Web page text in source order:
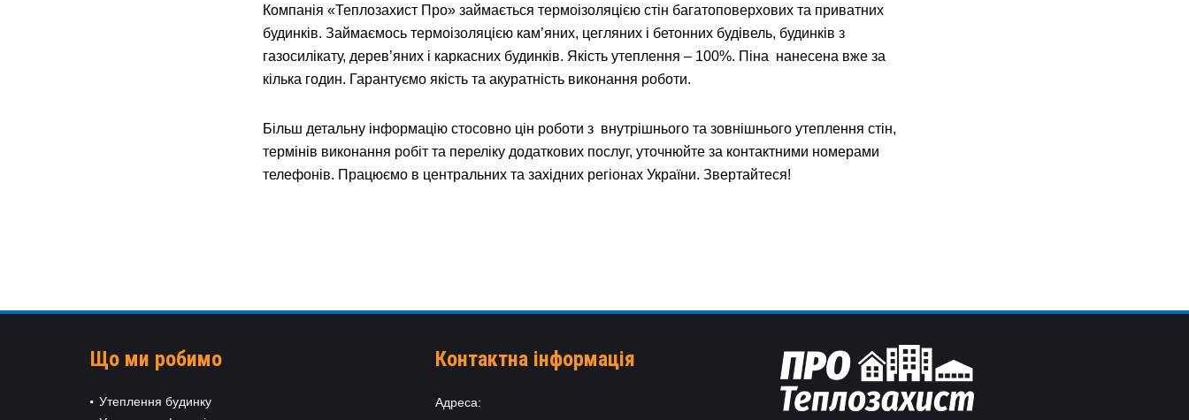
Компанія «Теплозахист Про» займається термоізоляцією стін багатоповерхових та приватних
будинків. Займаємось термоізоляцією кам’яних, цегляних і бетонних будівель, будинків з
газосилікату, дерев’яних і каркасних будинків. Якість утеплення – 100%. Піна нанесена вже за
кілька годин. Гарантуємо якість та акуратність виконання роботи.
Більш детальну інформацію стосовно цін роботи з внутрішнього та зовнішнього утеплення стін,
термінів виконання робіт та переліку додаткових послуг, уточнюйте за контактними номерами
телефонів. Працюємо в центральних та західних регіонах України. Звертайтеся!
Що ми робимо
Утеплення будинку
Контактна інформація
Адреса: